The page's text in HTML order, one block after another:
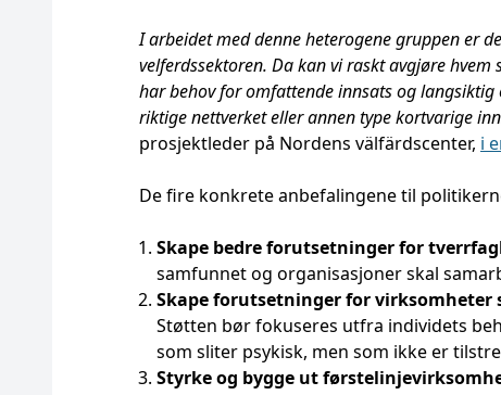
I arbeidet med denne heterogene gruppen er
velferdssektoren. Da kan vi raskt avgjøre
har behov for omfattende innsats og
riktige nettverket eller annen type kortvarige
prosjektleder på Nordens välfärdscenter, i
De fire konkrete anbefalingene til
Skape bedre forutsetninger for
samfunnet og organisasjoner skal
Skape forutsetninger for
Støtten bør fokuseres utfra individets
som sliter psykisk, men som ikke er
Styrke og bygge ut